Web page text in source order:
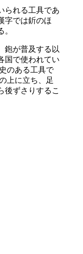
られる工具であ
字では釿のほ
鉋が普及する以
国で使われてい
のある工具で
上に立ち、足
後ずさりするこ